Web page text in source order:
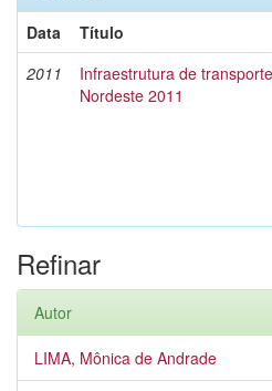
Data
Título
2011
Infraestrutura de
Nordeste 2011
Refinar
Autor
LIMA, Mônica de Andrade